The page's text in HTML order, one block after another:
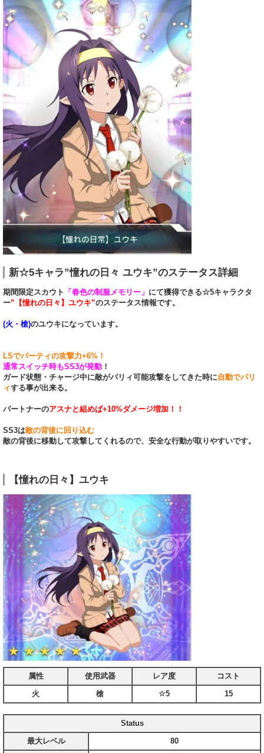
新☆5キャラ”憧れの日々 ユウキ”のステータス詳細
期間限定スカウト 「春色の制服メモリー」 にて獲得できる☆5キャラクタ
ー”【憧れの日々】ユウキ”のステータス情報です。
(火・槍)のユウキになっています。
LSでパーティの攻撃力+6%！
通常スイッチ時もSS3が発動 ！
ガード状態・チャージ中に敵がパリィ可能攻撃をしてきた時に自動でパリ
ィする事が出来る。
パートナーのアスナと組めば+10%ダメージ増加！！
SS3は敵の背後に回り込む
敵の背後に移動して攻撃してくれるので、安全な行動が取りやすいです。
【憧れの日々】ユウキ
属性 使用武器 レア度
コスト
火
槍 ☆5 15
Status
最大レベル
80